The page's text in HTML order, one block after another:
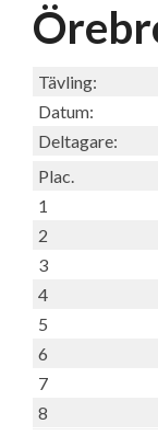
Tävling:
Datum:
Deltagare:
Plac.
1
2
3
4
5
6
7
8